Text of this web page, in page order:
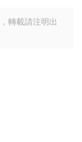
，轉載請注明出